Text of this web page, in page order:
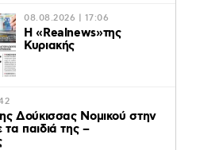
08.08.2026 | 17:06
Η «Realnews»της
Κυριακής
Δούκισσας Νομικού στην
παιδιά της –